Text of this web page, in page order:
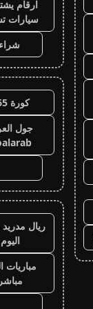
ارقام
سيارات
كورة 365
جول
ريال مدريد
اليوم
مباريات
مباشر